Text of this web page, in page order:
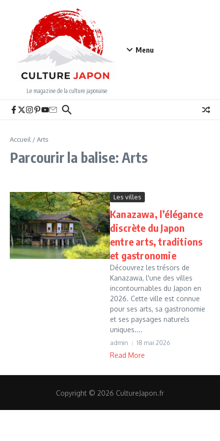
Le magazine de la culture japonaise
Menu
Accueil /Arts
Parcourir la balise: Arts
Les villes
Kanazawa, l’élégance
discrète du Japon
entre arts, traditions
et gastronomie
Découvrez les trésors de
Kanazawa, l'une des villes
incontournables du Japon en
2026. Cette ville est connue
pour ses arts, sa gastronomie
et ses paysages naturels
uniques....
admin 18 mai 2026
Read More